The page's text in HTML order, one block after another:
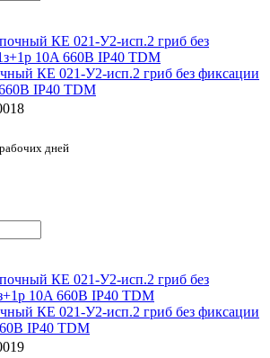
КЕ 021-У2-исп.2 гриб без фиксации
IP40 TDM
дней
КЕ 021-У2-исп.2 гриб без фиксации
IP40 TDM